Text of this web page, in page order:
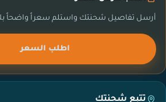
أرسل تفاصيل شحنتك واستلم سعراً واضحاً بلا
اطلب السعر
تتبع شحنتك